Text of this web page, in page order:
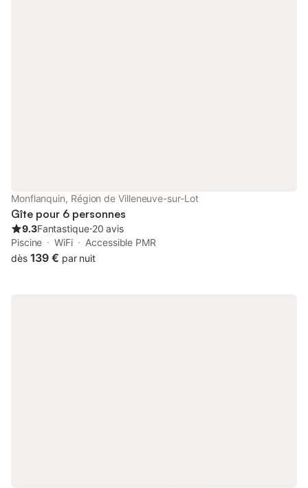
Monflanquin, Région de Villeneuve-sur-Lot
Gîte pour 6 personnes
9.3Fantastique⋅20 avis
Piscine
WiFi
Accessible PMR
dès 139 € par nuit